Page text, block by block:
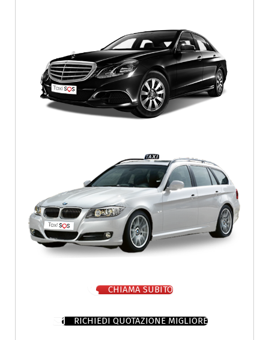
CHIAMA SUBITO
RICHIEDI QUOTAZIONE MIGLIORE